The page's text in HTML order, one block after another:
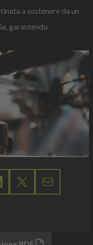
a sostenere da un
garantendo